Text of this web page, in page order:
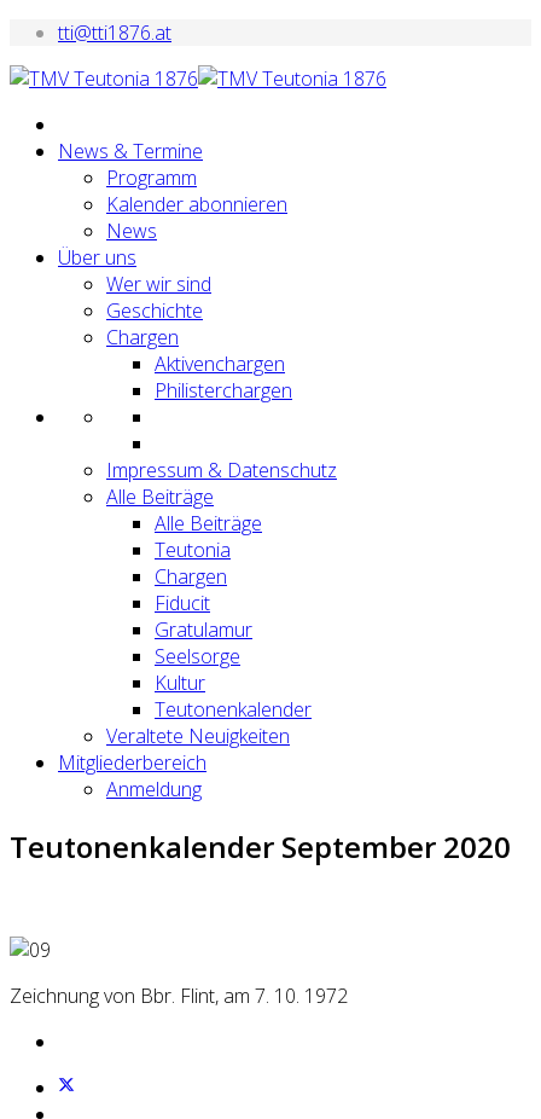
tti@tti1876.at
News & Termine
Programm
Kalender abonnieren
News
Über uns
Wer wir sind
Geschichte
Chargen
Aktivenchargen
Philisterchargen
Impressum & Datenschutz
Alle Beiträge
Alle Beiträge
Teutonia
Chargen
Fiducit
Gratulamur
Seelsorge
Kultur
Teutonenkalender
Veraltete Neuigkeiten
Mitgliederbereich
Anmeldung
Teutonenkalender September 2020
Zeichnung von Bbr. Flint, am 7. 10. 1972